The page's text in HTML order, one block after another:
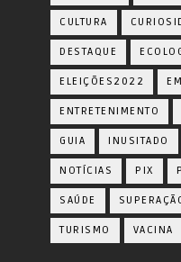
CULTURA
DESTAQUE
ELEIÇÕES2022
ENTRETENIMENTO
GUIA INUSITADO
NOTÍCIAS PIX
SAÚDE
TURISMO VACINA